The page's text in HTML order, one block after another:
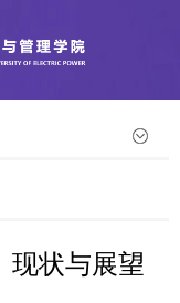
状与展望